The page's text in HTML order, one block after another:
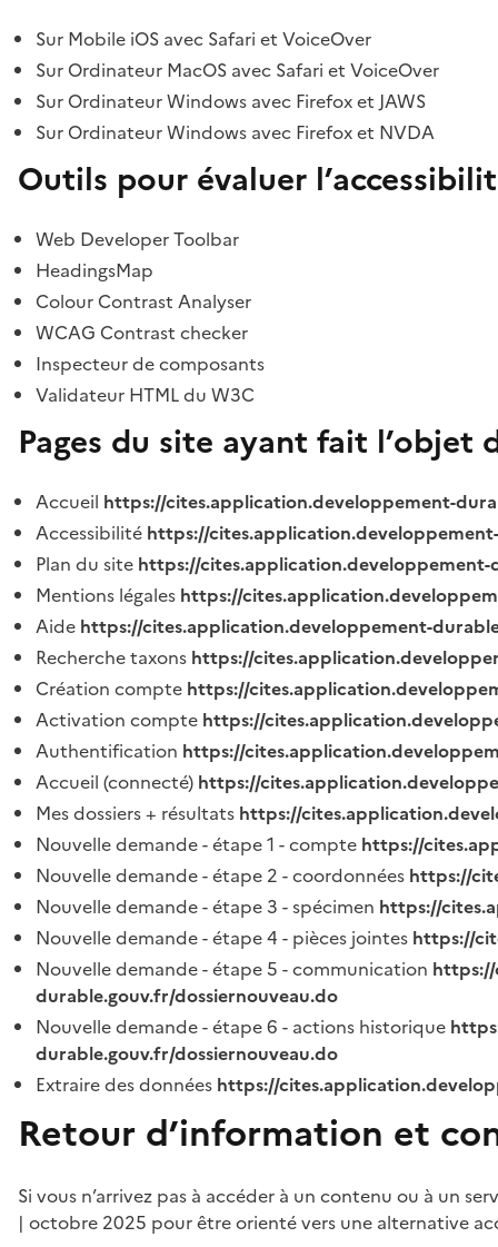
Sur Mobile iOS avec Safari et VoiceOver
Sur Ordinateur MacOS avec Safari et VoiceOver
Sur Ordinateur Windows avec Firefox et JAWS
Sur Ordinateur Windows avec Firefox et NVDA
Outils pour évaluer
Web Developer Toolbar
HeadingsMap
Colour Contrast Analyser
WCAG Contrast checker
Inspecteur de composants
Validateur HTML du W3C
Pages du site ayant fait
Accueil https://cites.application.developpement-
Accessibilité https://
Plan du site https://
Mentions légales https://
Aide https://cites.application.developpement-
Recherche taxons https://
Création compte https://
Activation compte https://
Authentification https://
Accueil (connecté) https://
Mes dossiers + résultats https://
Nouvelle demande - étape 1 - compte https://
Nouvelle demande - étape 2 - coordonnées https://
Nouvelle demande - étape 3 - spécimen https://
Nouvelle demande - étape 4 - pièces jointes https://
Nouvelle demande - étape 5 - communication
durable.gouv.fr/dossiernouveau.do
Nouvelle demande - étape 6 - actions historique
durable.gouv.fr/dossiernouveau.do
Extraire des données https://
Retour d’information et
Si vous n’arrivez pas à accéder à un contenu ou à un
| octobre 2025 pour être orienté vers une alternative